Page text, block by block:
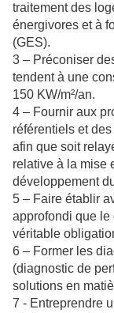
traitement des
énergivores et à
(GES).
3 – Préconiser
tendent à une
150 KW/m²/an.
4 – Fournir aux
référentiels et
afin que soit
relative à la mise
développement
5 – Faire établir
approfondi que le
véritable
6 – Former les
(diagnostic de
solutions en
7 - Entreprendre